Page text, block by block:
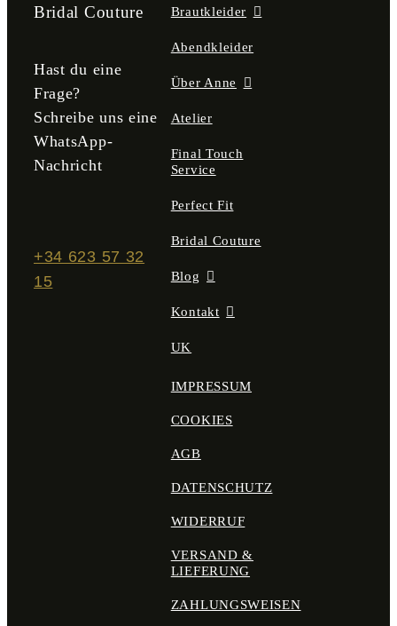
werden
Bridal Couture
Hast du eine
Frage?
Schreibe uns eine
WhatsApp-
Nachricht
+34 623 57 32
15
Brautkleider
Abendkleider
Über Anne
Atelier
Final Touch
Service
Perfect Fit
Bridal Couture
Blog
Kontakt
UK
IMPRESSUM
COOKIES
AGB
DATENSCHUTZ
WIDERRUF
VERSAND &
LIEFERUNG
ZAHLUNGSWEISEN